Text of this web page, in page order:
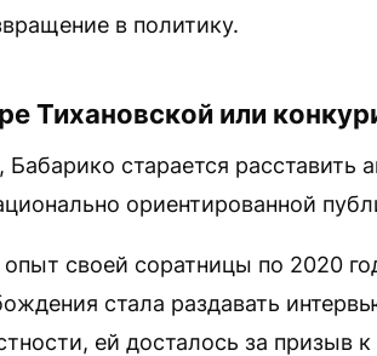
в политику.
Тихановской или
старается расставить
ориентированной
своей соратницы по 2020
стала раздавать
ей досталось за призыв к